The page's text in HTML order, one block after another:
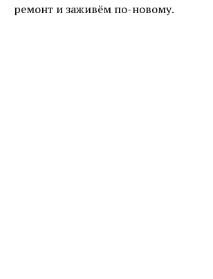
ремонт и заживём по-новому.